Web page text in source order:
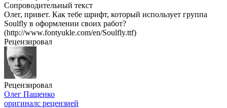
Сопроводительный текст
Олег, привет. Как тебе шрифт, который использует группа
Soulfly в оформлении своих работ?
(http://www.fontyukle.com/en/Soulfly.ttf)
Рецензировал
Рецензировал
Олег Пащенко
оригиналс рецензией